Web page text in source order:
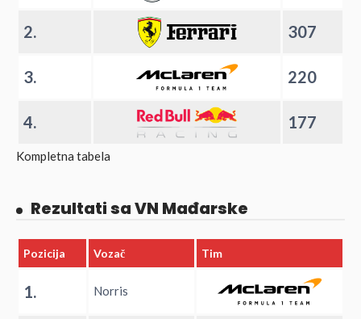
2. 307
3. 220
4. 177
Kompletna tabela
Rezultati sa VN Mađarske
Pozicija Vozač Tim
1. Norris